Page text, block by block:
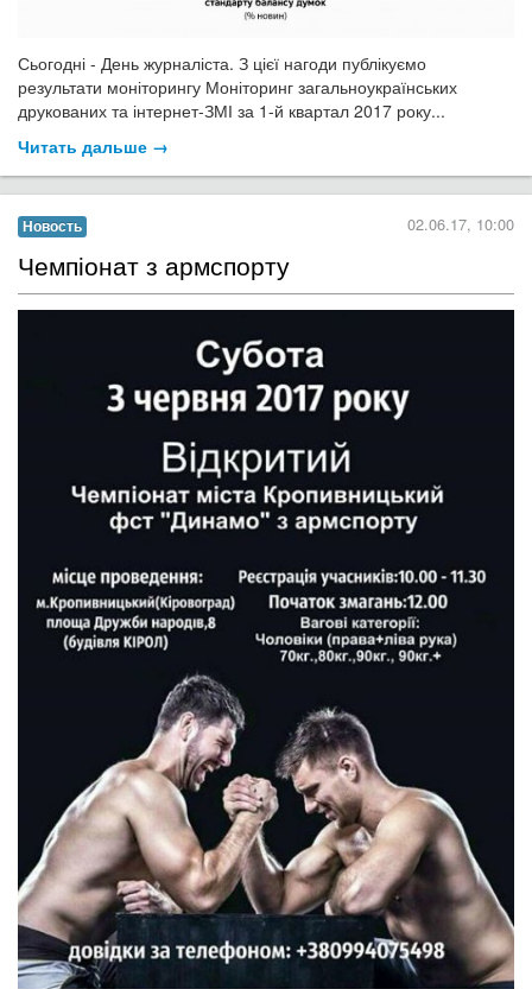
Сьогодні - День журналіста. З цієї нагоди публікуємо
результати моніторингу Моніторинг загальноукраїнських
друкованих та інтернет-ЗМІ за 1-й квартал 2017 року...
Читать дальше →
Новость 02.06.17, 10:00
Чемпіонат з армспорту